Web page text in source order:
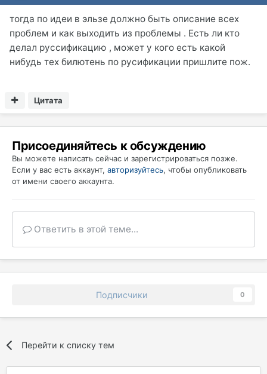
тогда по идеи в эльзе должно быть описание всех
проблем и как выходить из проблемы . Есть ли кто
делал руссификацию , может у кого есть какой
нибудь тех билютень по русификации пришлите пож.
Цитата
Присоединяйтесь к обсуждению
Вы можете написать сейчас и зарегистрироваться позже.
Если у вас есть аккаунт, авторизуйтесь, чтобы опубликовать
от имени своего аккаунта.
Ответить в этой теме...
Подписчики 0
Перейти к списку тем